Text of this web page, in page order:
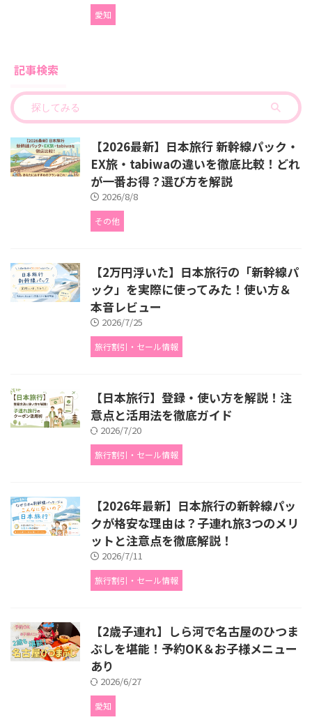
愛知
記事検索
【2026最新】日本旅行 新幹線パック・
EX旅・tabiwaの違いを徹底比較！どれ
が一番お得？選び方を解説
2026/8/8
その他
【2万円浮いた】日本旅行の「新幹線パ
ック」を実際に使ってみた！使い方＆
本音レビュー
2026/7/25
旅行割引・セール情報
【日本旅行】登録・使い方を解説！注
意点と活用法を徹底ガイド
2026/7/20
旅行割引・セール情報
【2026年最新】日本旅行の新幹線パッ
クが格安な理由は？子連れ旅3つのメリ
ットと注意点を徹底解説！
2026/7/11
旅行割引・セール情報
【2歳子連れ】しら河で名古屋のひつま
ぶしを堪能！予約OK＆お子様メニュー
あり
2026/6/27
愛知